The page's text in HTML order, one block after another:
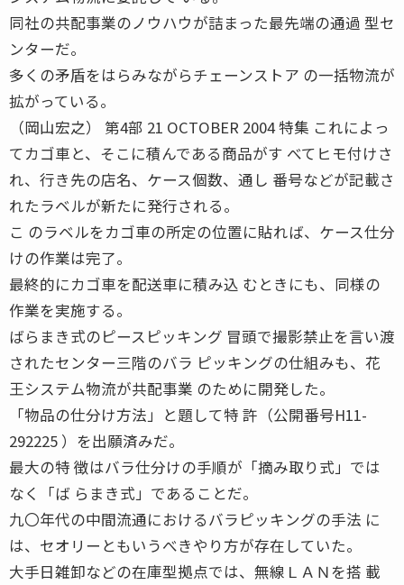
同社の共配事業のノウハウが詰まった最先端の通過 型セ
ンターだ。
多くの矛盾をはらみながらチェーンストア の一括物流が
拡がっている。
（岡山宏之） 第4部 21 OCTOBER 2004 特集 これによっ
てカゴ車と、そこに積んである商品がす べてヒモ付けさ
れ、行き先の店名、ケース個数、通し 番号などが記載さ
れたラベルが新たに発行される。
こ のラベルをカゴ車の所定の位置に貼れば、ケース仕分
けの作業は完了。
最終的にカゴ車を配送車に積み込 むときにも、同様の
作業を実施する。
ばらまき式のピースピッキング 冒頭で撮影禁止を言い渡
されたセンター三階のバラ ピッキングの仕組みも、花
王システム物流が共配事業 のために開発した。
「物品の仕分け方法」と題して特 許（公開番号H11-
292225 ）を出願済みだ。
最大の特 徴はバラ仕分けの手順が「摘み取り式」では
なく「ば らまき式」であることだ。
九〇年代の中間流通におけるバラピッキングの手法 に
は、セオリーともいうべきやり方が存在していた。
大手日雑卸などの在庫型拠点では、無線ＬＡＮを搭 載